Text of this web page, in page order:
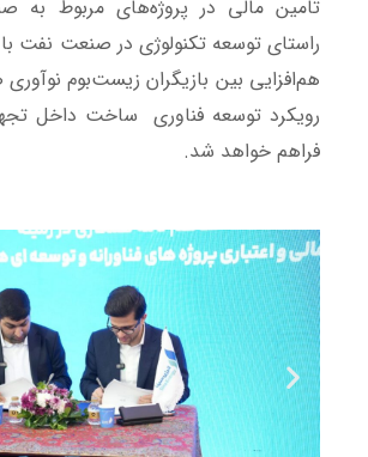
تامین مالی در پروژه‌های مربوط به
راستای توسعه تکنولوژی در صنعت نفت
هم‌افزایی بین بازیگران زیست‌بوم نوآوری
رویکرد توسعه فناوری ساخت داخل
فراهم خواهد شد.